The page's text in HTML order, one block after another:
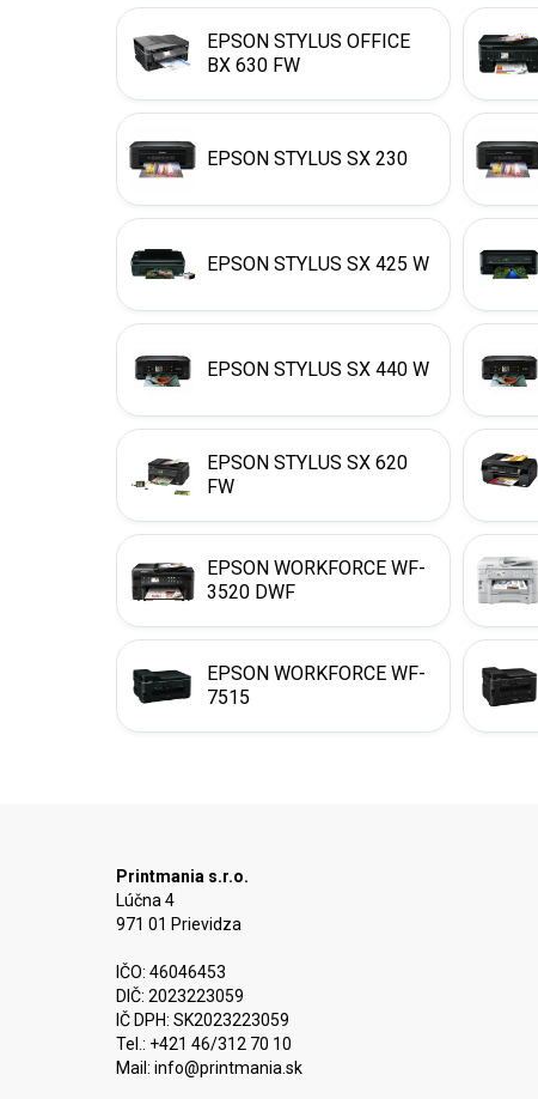
EPSON STYLUS OFFICE
BX 630 FW
EPSON STYLUS SX 230
EPSON STYLUS SX 425 W
EPSON STYLUS SX 440 W
EPSON STYLUS SX 620
FW
EPSON WORKFORCE WF-
3520 DWF
EPSON WORKFORCE WF-
7515
Printmania s.r.o.
Lúčna 4
971 01 Prievidza
IČO: 46046453
DIČ: 2023223059
IČ DPH: SK2023223059
Tel.: +421 46/312 70 10
Mail: info@printmania.sk